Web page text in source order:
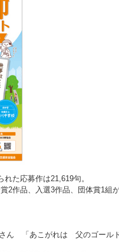
た応募作は21,619句。
2作品、入選3作品、団体賞1組
ん 「あこがれは 父のゴール